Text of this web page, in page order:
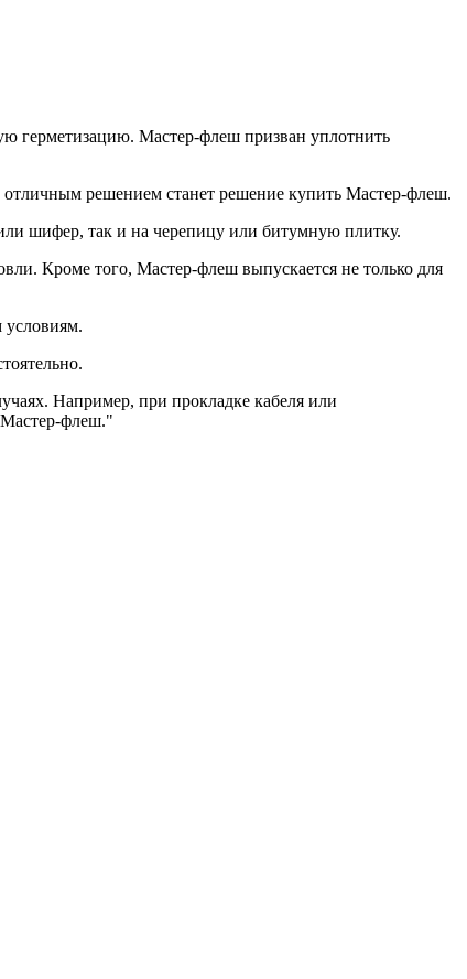
герметизацию. Мастер-флеш призван уплотнить
отличным решением станет решение купить Мастер-флеш.
шифер, так и на черепицу или битумную плитку.
Кроме того, Мастер-флеш выпускается не только для
условиям.
Например, при прокладке кабеля или
флеш."